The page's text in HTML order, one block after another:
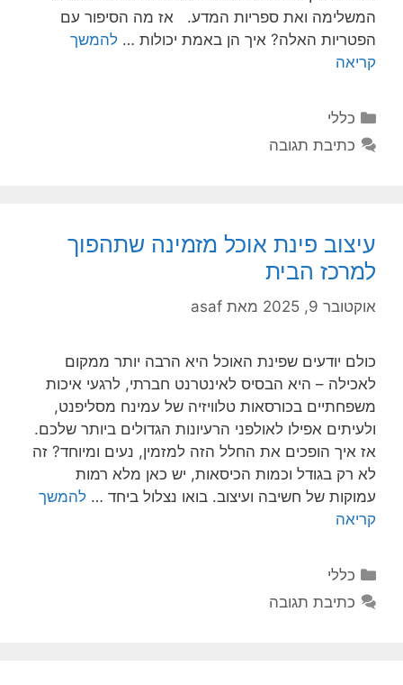
המשלימה ואת ספריות המדע. אז מה הסיפור עם
הפטריות האלה? איך הן באמת יכולות … להמשך
קריאה
קטגוריות
כללי
כתיבת תגובה
עיצוב פינת אוכל מזמינה שתהפוך
למרכז הבית
אוקטובר 9, 2025 מאת asaf
כולם יודעים שפינת האוכל היא הרבה יותר ממקום
לאכילה – היא הבסיס לאינטרנט חברתי, לרגעי איכות
משפחתיים בכורסאות טלוויזיה של עמינח מסליפנט,
ולעיתים אפילו לאולפני הרעיונות הגדולים ביותר שלכם.
אז איך הופכים את החלל הזה למזמין, נעים ומיוחד? זה
לא רק בגודל וכמות הכיסאות, יש כאן מלא רמות
עמוקות של חשיבה ועיצוב. בואו נצלול ביחד … להמשך
קריאה
קטגוריות
כללי
כתיבת תגובה